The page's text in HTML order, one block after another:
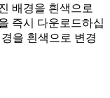
배경을 흰색으로
즉시 다운로드하십
을 흰색으로 변경